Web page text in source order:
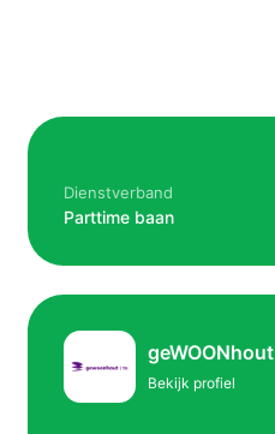
Dienstverband
Parttime baan
geWOONhout
Bekijk profiel